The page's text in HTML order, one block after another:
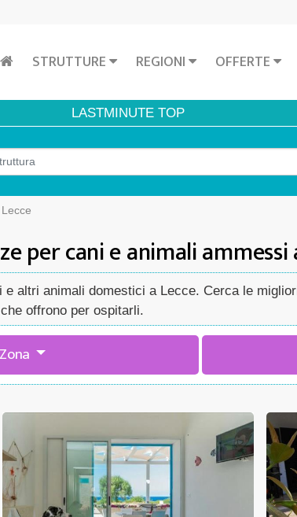
STRUTTURE REGIONI OFFERTE
LASTMINUTE TOP
per cani e animali ammessi
altri animali domestici a Lecce. Cerca le
offrono per ospitarli.
Zona